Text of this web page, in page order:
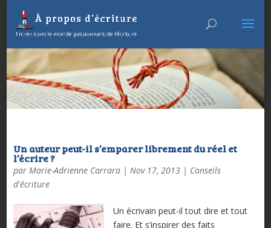
Un auteur peut-il s’emparer librement du réel et
l’écrire ?
par Marie-Adrienne Carrara| Nov 17, 2013| Conseils
d'écriture
Un écrivain peut-il tout dire et tout
faire. Et s’inspirer des faits